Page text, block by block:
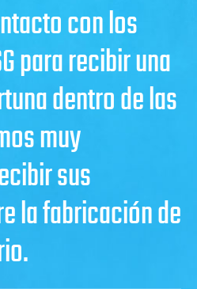
con los
para recibir una
dentro de las
muy
sus
la fabricación de